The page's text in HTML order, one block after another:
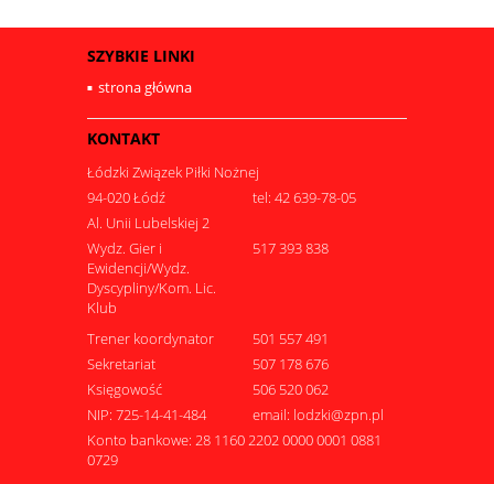
SZYBKIE LINKI
strona główna
KONTAKT
Łódzki Związek Piłki Nożnej
94-020 Łódź
tel: 42 639-78-05
Al. Unii Lubelskiej 2
Wydz. Gier i
Ewidencji/Wydz.
Dyscypliny/Kom. Lic.
Klub
517 393 838
Trener koordynator
501 557 491
Sekretariat
507 178 676
Księgowość
506 520 062
NIP: 725-14-41-484
email: lodzki@zpn.pl
Konto bankowe: 28 1160 2202 0000 0001 0881
0729